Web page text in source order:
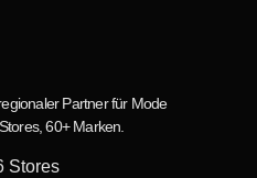
Partner für Mode
60+ Marken.
Stores